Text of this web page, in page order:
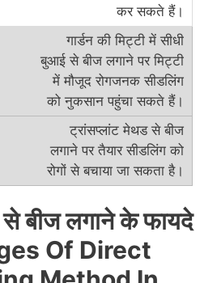
कर सकते हैं।
गार्डन की मिट्टी में सीधी
बुआई से बीज लगाने पर मिट्टी
में मौजूद रोगजनक सीडलिंग
को नुकसान पहुंचा सकते हैं।
ट्रांसप्लांट मेथड से बीज
लगाने पर तैयार सीडलिंग को
रोगों से बचाया जा सकता है।
बीज लगाने के फायदे
Of Direct